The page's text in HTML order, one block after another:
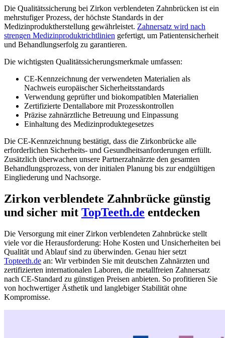
Die Qualitätssicherung bei Zirkon verblendeten Zahnbrücken ist ein
mehrstufiger Prozess, der höchste Standards in der
Medizinproduktherstellung gewährleistet. Zahnersatz wird nach
strengen Medizinproduktrichtlinien gefertigt, um Patientensicherheit
und Behandlungserfolg zu garantieren.
Die wichtigsten Qualitätssicherungsmerkmale umfassen:
CE-Kennzeichnung der verwendeten Materialien als
Nachweis europäischer Sicherheitsstandards
Verwendung geprüfter und biokompatiblen Materialien
Zertifizierte Dentallabore mit Prozesskontrollen
Präzise zahnärztliche Betreuung und Einpassung
Einhaltung des Medizinproduktegesetzes
Die CE-Kennzeichnung bestätigt, dass die Zirkonbrücke alle
erforderlichen Sicherheits- und Gesundheitsanforderungen erfüllt.
Zusätzlich überwachen unsere Partnerzahnärzte den gesamten
Behandlungsprozess, von der initialen Planung bis zur endgültigen
Eingliederung und Nachsorge.
Zirkon verblendete Zahnbrücke günstig
und sicher mit TopTeeth.de entdecken
Die Versorgung mit einer Zirkon verblendeten Zahnbrücke stellt
viele vor die Herausforderung: Hohe Kosten und Unsicherheiten bei
Qualität und Ablauf sind zu überwinden. Genau hier setzt
Topteeth.de an: Wir verbinden Sie mit deutschen Zahnärzten und
zertifizierten internationalen Laboren, die metallfreien Zahnersatz
nach CE-Standard zu günstigen Preisen anbieten. So profitieren Sie
von hochwertiger Ästhetik und langlebiger Stabilität ohne
Kompromisse.